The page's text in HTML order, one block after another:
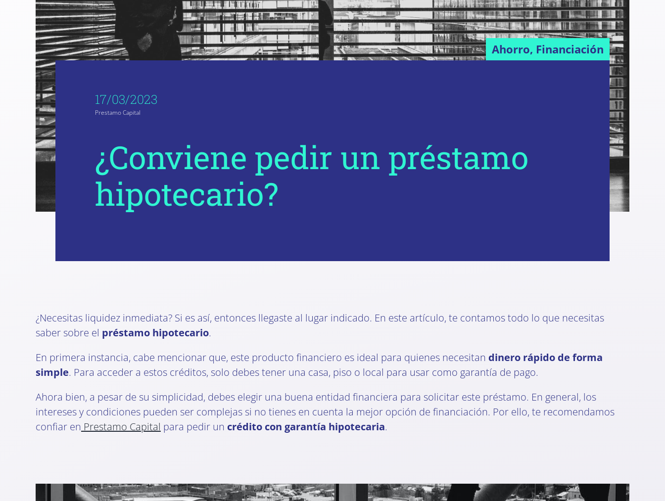
Ahorro, Financiación
17/03/2023
Prestamo Capital
¿Conviene pedir un préstamo
hipotecario?
¿Necesitas liquidez inmediata? Si es así, entonces llegaste al lugar indicado. En este artículo, te contamos todo lo que necesitas
saber sobre el préstamo hipotecario.
En primera instancia, cabe mencionar que, este producto financiero es ideal para quienes necesitan dinero rápido de forma
simple. Para acceder a estos créditos, solo debes tener una casa, piso o local para usar como garantía de pago.
Ahora bien, a pesar de su simplicidad, debes elegir una buena entidad financiera para solicitar este préstamo. En general, los
intereses y condiciones pueden ser complejas si no tienes en cuenta la mejor opción de financiación. Por ello, te recomendamos
confiar en Prestamo Capital para pedir un crédito con garantía hipotecaria.